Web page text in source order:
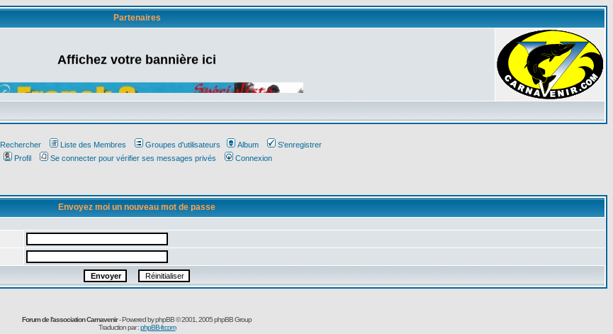
Partenaires
Affichez votre bannière ici
Rechercher Liste des Membres Groupes d'utilisateurs Album
S'enregistrer
Profil
Se connecter pour vérifier ses messages privés Connexion
Envoyez moi un nouveau mot de passe
Forum de l'association Carnavenir- Powered byphpBB© 2001, 2005 phpBB Group
Traduction par :phpBB-fr.com